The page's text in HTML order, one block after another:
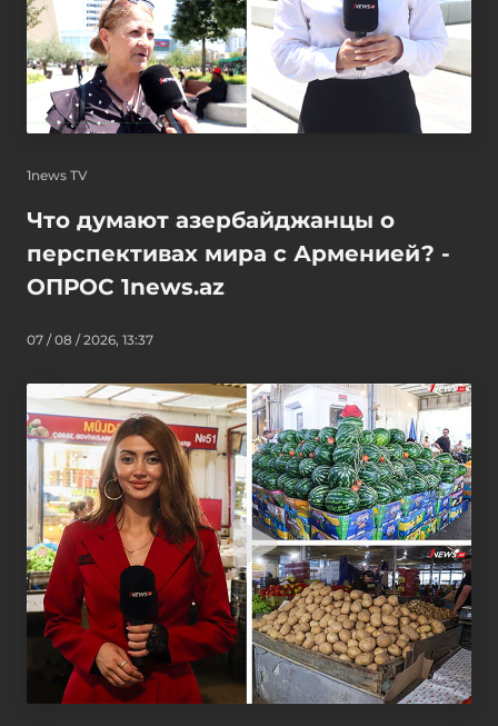
1news TV
Что думают азербайджанцы о
перспективах мира с Арменией? -
ОПРОС 1news.az
07 / 08 / 2026, 13:37